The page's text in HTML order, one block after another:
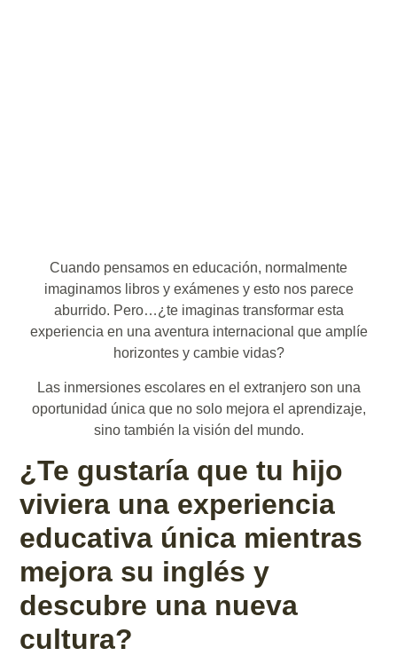
Cuando pensamos en educación, normalmente
imaginamos libros y exámenes y esto nos parece
aburrido. Pero…¿te imaginas transformar esta
experiencia en una aventura internacional que amplíe
horizontes y cambie vidas?
Las inmersiones escolares en el extranjero son una
oportunidad única que no solo mejora el aprendizaje,
sino también la visión del mundo.
¿Te gustaría que tu hijo
viviera una experiencia
educativa única mientras
mejora su inglés y
descubre una nueva
cultura?